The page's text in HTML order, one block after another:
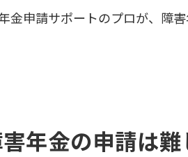
金申請サポートのプロが、障
年金の申請は難